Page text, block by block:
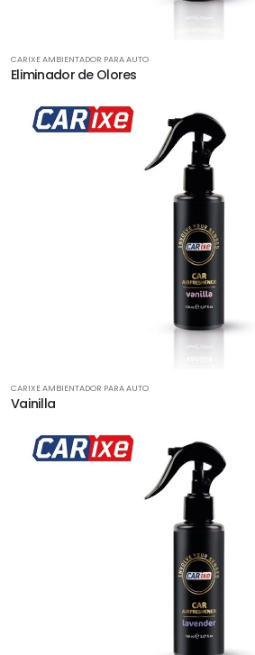
CARIXE AMBIENTADOR PARA AUTO
Eliminador de Olores
CARIXE AMBIENTADOR PARA AUTO
Vainilla